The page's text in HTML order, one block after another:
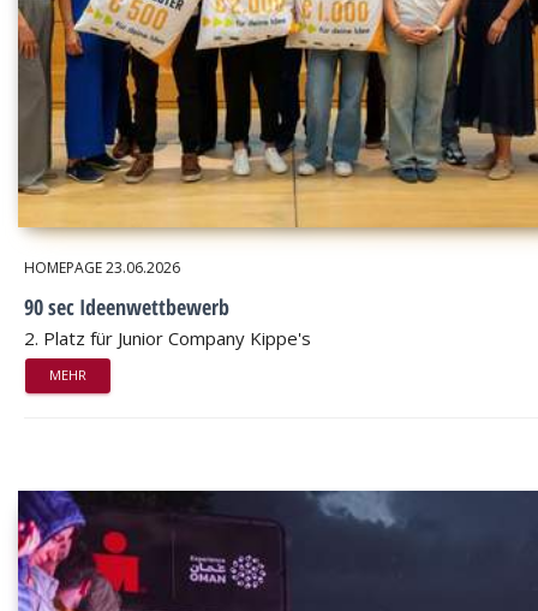
HOMEPAGE23.06.2026
90 sec Ideenwettbewerb
2. Platz für Junior Company Kippe's
MEHR